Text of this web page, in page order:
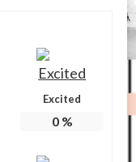
Excited
0%